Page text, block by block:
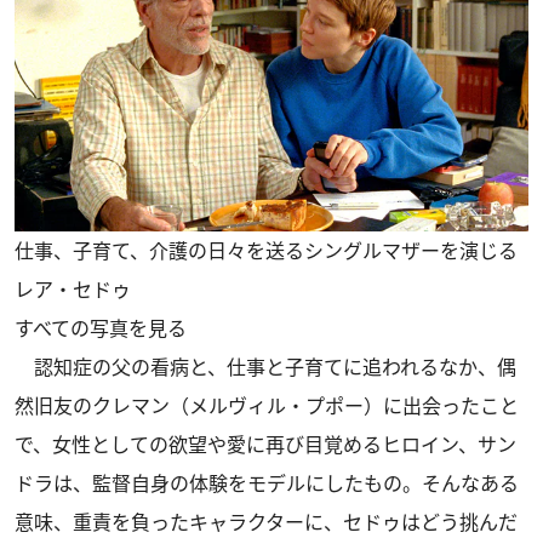
仕事、子育て、介護の日々を送るシングルマザーを演じる
レア・セドゥ
すべての写真を見る
認知症の父の看病と、仕事と子育てに追われるなか、偶
然旧友のクレマン（メルヴィル・プポー）に出会ったこと
で、女性としての欲望や愛に再び目覚めるヒロイン、サン
ドラは、監督自身の体験をモデルにしたもの。そんなある
意味、重責を負ったキャラクターに、セドゥはどう挑んだ